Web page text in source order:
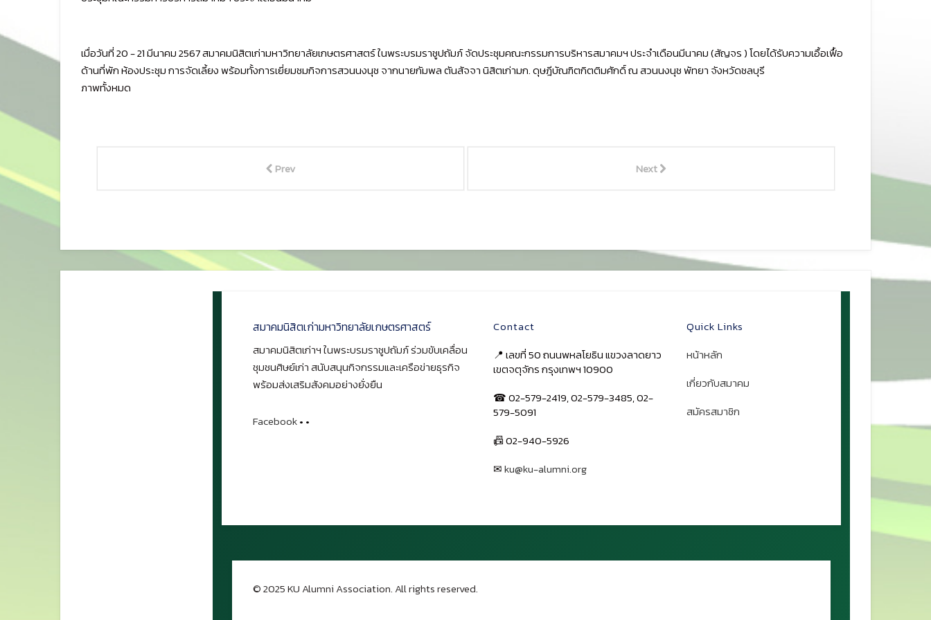
เมื่อวันที่ 20 - 21 มีนาคม 2567 สมาคมนิสิตเก่ามหาวิทยาลัยเกษตรศาสตร์ ในพระบรมราชูปถัมภ์ จัดประชุมคณะกรรมการบริหารสมาคมฯ ประจำเดือนมีนาคม (สัญจร ) โดยได้รับความเอื้อเฟื้อ
ด้านที่พัก ห้องประชุม การจัดเลี้ยง พร้อมทั้งการเยี่ยมชมกิจการสวนนงนุช จากนายกัมพล ตันสัจจา นิสิตเก่ามก. ดุษฎีบัณฑิตกิตติมศักดิ์ ณ สวนนงนุช พัทยา จังหวัดชลบุรี
ภาพทั้งหมด
Prev Next
สมาคมนิสิตเก่ามหาวิทยาลัยเกษตรศาสตร์
สมาคมนิสิตเก่าฯ ในพระบรมราชูปถัมภ์ ร่วมขับเคลื่อน
ชุมชนศิษย์เก่า สนับสนุนกิจกรรมและเครือข่ายธุรกิจ
พร้อมส่งเสริมสังคมอย่างยั่งยืน
Facebook• •
Contact
📍 เลขที่ 50 ถนนพหลโยธิน แขวงลาดยาว
เขตจตุจักร กรุงเทพฯ 10900
☎ 02-579-2419, 02-579-3485, 02-
579-5091
📠 02-940-5926
✉ku@ku-alumni.org
Quick Links
หน้าหลัก
เกี่ยวกับสมาคม
สมัครสมาชิก
© 2025 KU Alumni Association. All rights reserved.